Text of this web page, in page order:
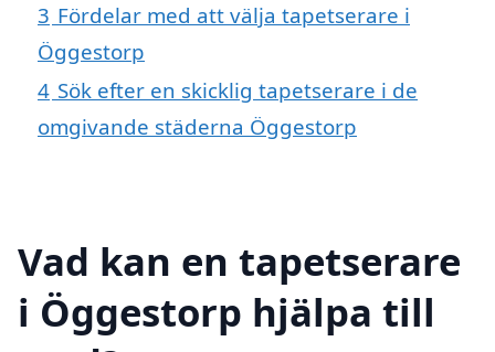
3 Fördelar med att välja tapetserare i
Öggestorp
4 Sök efter en skicklig tapetserare i de
omgivande städerna Öggestorp
Vad kan en tapetserare
i Öggestorp hjälpa till